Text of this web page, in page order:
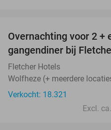
Overnachting voor 2 +
gangendiner bij
Fletcher Hotels
Wolfheze (+ meerdere
Verkocht: 18.321
Excl.